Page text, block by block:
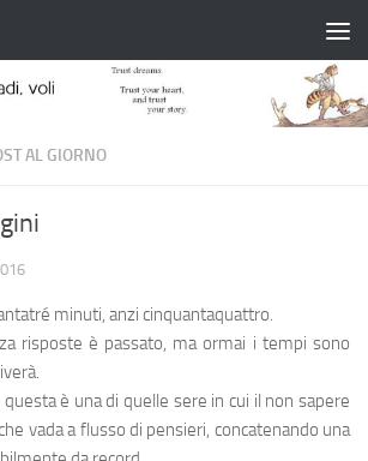
AL GIORNO
minuti, anzi cinquantaquattro.
risposte è passato, ma ormai i tempi sono
è una di quelle sere in cui il non sapere
vada a flusso di pensieri, concatenando una